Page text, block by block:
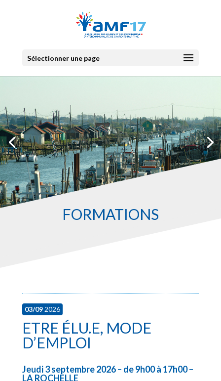
Sélectionner une page
FORMATIONS
03/092026
ETRE ÉLU.E, MODE
D’EMPLOI
Jeudi 3 septembre 2026 – de 9h00 à 17h00 –
LA ROCHELLE